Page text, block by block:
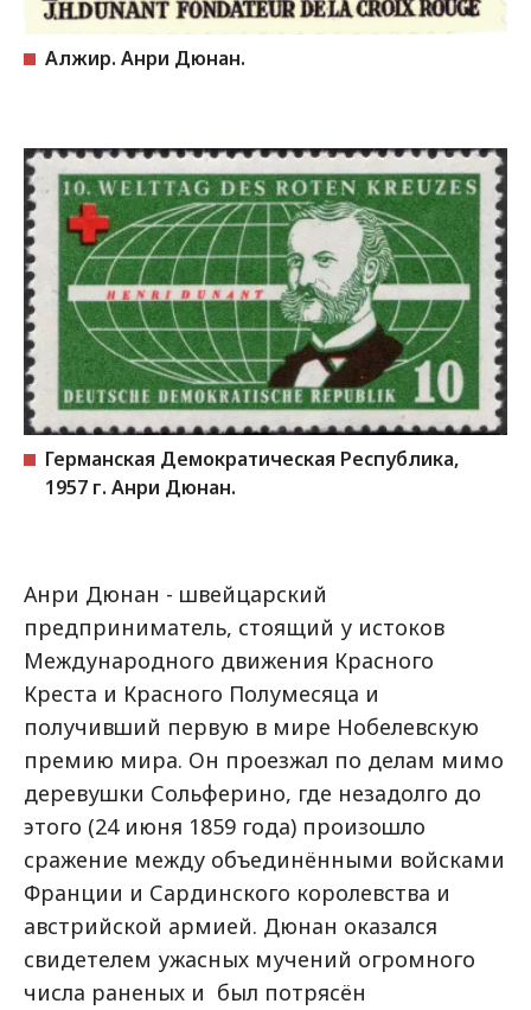
Алжир. Анри Дюнан.
Германская Демократическая Республика,
1957 г. Анри Дюнан.
Анри Дюнан - швейцарский
предприниматель, стоящий у истоков
Международного движения Красного
Креста и Красного Полумесяца и
получивший первую в мире Нобелевскую
премию мира. Он проезжал по делам мимо
деревушки Сольферино, где незадолго до
этого (24 июня 1859 года) произошло
сражение между объединёнными войсками
Франции и Сардинского королевства и
австрийской армией. Дюнан оказался
свидетелем ужасных мучений огромного
числа раненых и был потрясён